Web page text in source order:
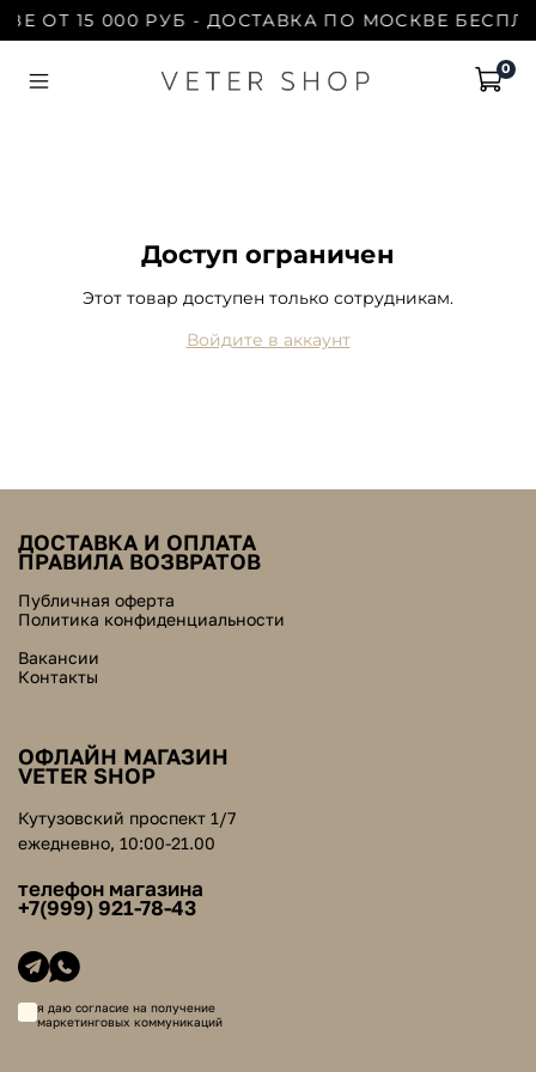
ОТ 15 000 РУБ - ДОСТАВКА ПО МОСКВЕ
0
Доступ ограничен
Этот товар доступен только сотрудникам.
Войдите в аккаунт
ДОСТАВКА И ОПЛАТА
ПРАВИЛА ВОЗВРАТОВ
Публичная оферта
Политика конфиденциальности
Вакансии
Контакты
ОФЛАЙН МАГАЗИН
VETER SHOP
Кутузовский проспект 1/7
ежедневно, 10:00-21.00
телефон магазина
+7(999) 921-78-43
я даю согласие на получение
маркетинговых коммуникаций